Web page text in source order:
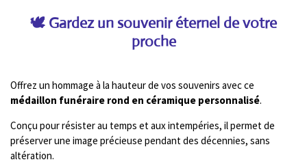
🕊️ Gardez un souvenir éternel de votre
proche
Offrez un hommage à la hauteur de vos souvenirs avec ce
médaillon funéraire rond en céramique personnalisé.
Conçu pour résister au temps et aux intempéries, il permet de
préserver une image précieuse pendant des décennies, sans
altération.